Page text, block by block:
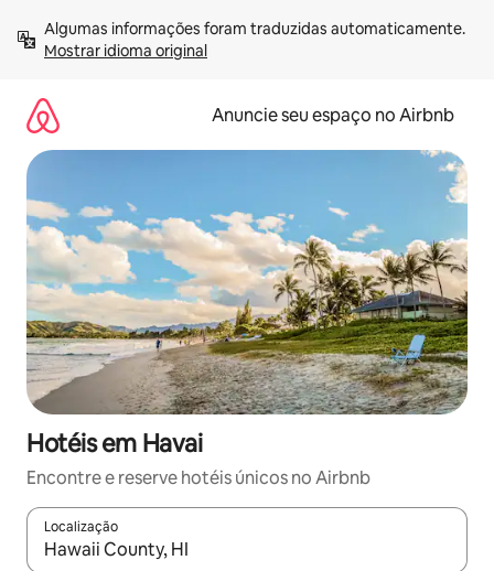
para
Mostrar idioma original
Anuncie seu espaço no Airbnb
Hotéis em Havai
Encontre e reserve hotéis únicos no Airbnb
Localização
Quando os resultados estiverem disponíveis, explore-os